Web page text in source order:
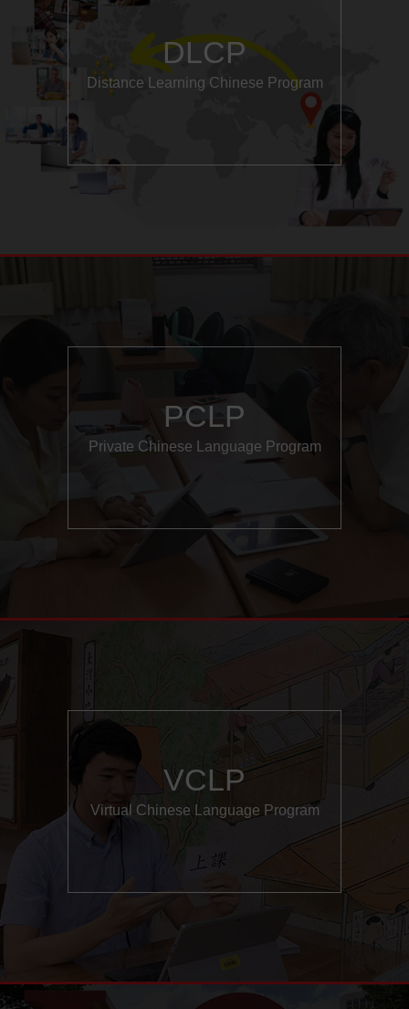
DLCP
Distance Learning Chinese Program
PCLP
Private Chinese Language Program
VCLP
Virtual Chinese Language Program